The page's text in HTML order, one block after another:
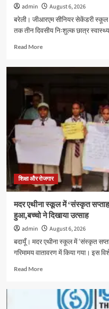
admin
August 6, 2026
बरेली। जीआरएम सीनियर सेकेंडरी
तक तीन दिवसीय निःशुल्क छात्र
Read MoreRead
में
तीन
दिवसीय
स्वास्थ्य
विद्यार्थियों
का
निःशुल्क
स्वास्थ्य
शिक्षा और रोजगार
मदर एथीना स्कूल में ‘संस्कृत
हुआ,बच्चो ने दिखाया उत्साह
admin
August 6, 2026
बदायूँ। मदर एथीना स्कूल में ‘संस्कृत
गरिमामय वातावरण में किया गया। इस
Read MoreRead